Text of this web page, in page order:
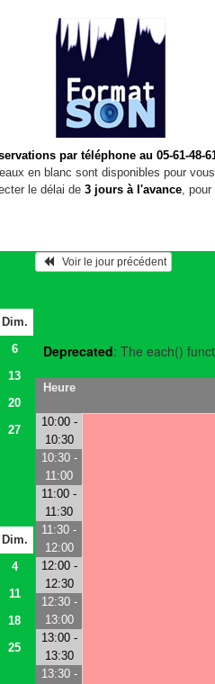
par téléphone au 05-61-48-
en blanc sont disponibles pour
le délai de 3 jours à l'avance, pour
Dim.
6
13
20
27
Dim.
4
11
18
25
   Voir le jour précédent
Deprecated: The each()
Heure
10:00 -
10:30
10:30 -
11:00
11:00 -
11:30
11:30 -
12:00
12:00 -
12:30
12:30 -
13:00
13:00 -
13:30
13:30 -